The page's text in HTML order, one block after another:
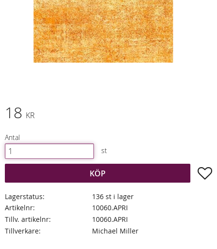
18 KR
Antal
st
KÖP
Lagerstatus
136 st i lager
Artikelnr
10060.APRI
Tillv. artikelnr
10060.APRI
Tillverkare
Michael Miller